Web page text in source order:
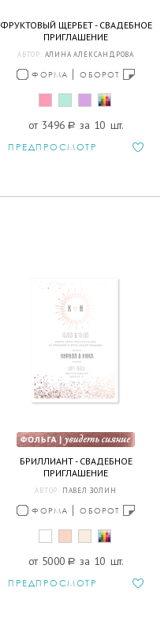
ФРУКТОВЫЙ ЩЕРБЕТ - СВАДЕБНОЕ
ПРИГЛАШЕНИЕ
АВТОР: АЛИНА АЛЕКСАНДРОВА
ФОРМА ОБОРОТ
от 3496 a за 10 шт.
ПРЕДПРОСМОТР
БРИЛЛИАНТ - СВАДЕБНОЕ
ПРИГЛАШЕНИЕ
АВТОР: ПАВЕЛ ЗОЛИН
ФОРМА ОБОРОТ
от 5000 a за 10 шт.
ПРЕДПРОСМОТР